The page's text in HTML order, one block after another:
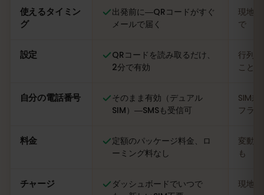
使えるタイミン
グ
出発前に―QRコードがすぐ
メールで届く
現地
で
設定
QRコードを読み取るだけ、
2分で有効
行列
ことも
自分の電話番号
そのまま有効（デュアル
SIM）―SMSも受信可
SIM
フラ
料金
定額のパッケージ料金、ロ
ーミング料なし
変動
も
チャージ
ダッシュボードでいつで
現地